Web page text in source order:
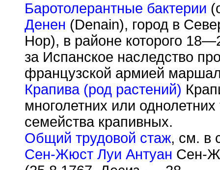
Баротолерантные бактерии
Денен (Denain), город в
Нор), в районе которого
за Испанское наследство
французской армией
Крапива (род растений)
многолетних или
семейства крапивных.
Общий трудовой стаж, см. в
Сен-Жюст Луи Антуан Сен-